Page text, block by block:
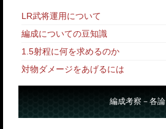
LR武将運用について
編成についての豆知識
1.5射程に何を求めるのか
対物ダメージをあげるには
編成考察－各論